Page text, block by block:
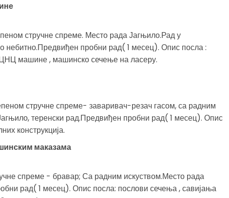
стручне спреме. Место рада Јагњило.Рад у
небитно.Предвиђен пробни рад( 1 месец). Опис посла :
машине , машинско сечење на ласеру.
стручне спреме- заваривач-резач гасом, са радним
теренски рад.Предвиђен пробни рад( 1 месец). Опис
конструкција.
маказама
спреме - бравар; Са радним искуством.Место рада
рад( 1 месец). Опис посла: послови сечења , савијања